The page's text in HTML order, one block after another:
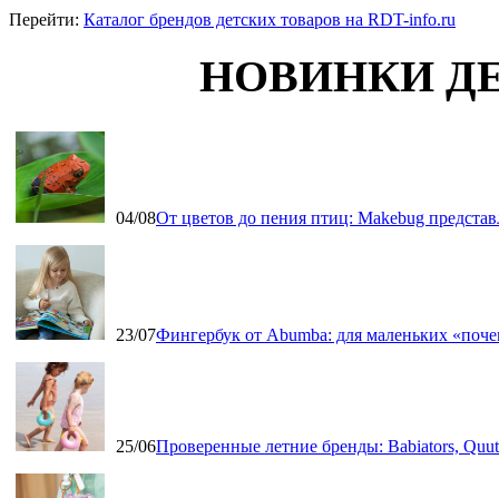
Перейти: Каталог брендов детских товаров на RDT-info.ru
НОВИНКИ
04/08От цветов до пения птиц: Makebug
23/07Фингербук от Abumba: для маленьких
25/06Проверенные летние бренды: Babiators,